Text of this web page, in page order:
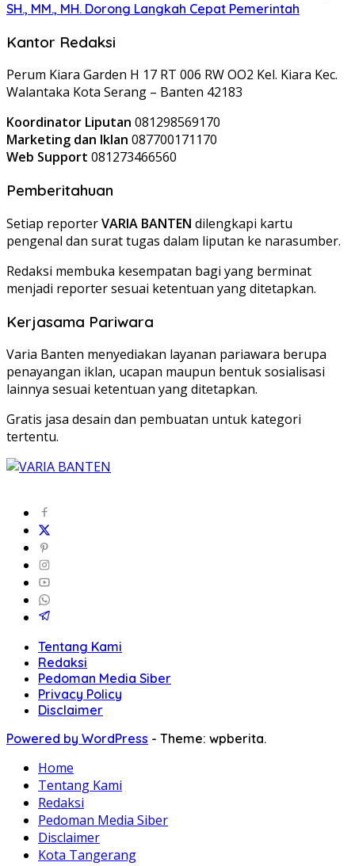
SH., MM., MH. Dorong Langkah Cepat Pemerintah
Kantor Redaksi
Perum Kiara Garden H 17 RT 006 RW OO2 Kel. Kiara Kec.
Walantaka Kota Serang – Banten 42183
Koordinator Liputan 081298569170
Marketing dan Iklan 087700171170
Web Support 081273466560
Pemberitahuan
Setiap reporterVARIA BANTEN dilengkapi kartu
pengenal dan surat tugas dalam liputan ke narasumber.
Redaksi membuka kesempatan bagi yang berminat
menjadi reporter sesuai ketentuan yang ditetapkan.
Kerjasama Pariwara
Varia Banten menyediakan layanan pariawara berupa
penayangan iklan, ucapan maupun bentuk sosialisasi
lainnya sesuai ketentuan yang ditetapkan.
Gratis jasa desain dan pembuatan untuk kategori
tertentu.
Tentang Kami
Redaksi
Pedoman Media Siber
Privacy Policy
Disclaimer
Powered by WordPress - Theme: wpberita.
Home
Tentang Kami
Redaksi
Pedoman Media Siber
Disclaimer
Kota Tangerang